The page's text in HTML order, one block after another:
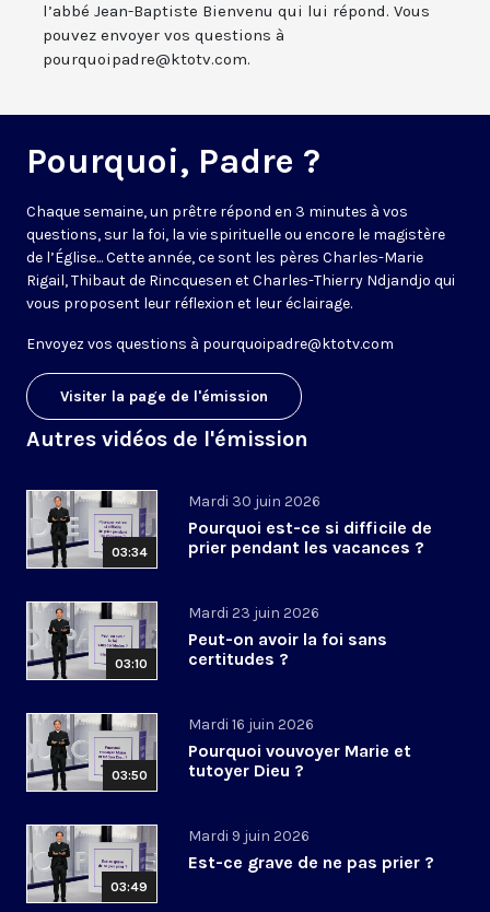
l’abbé Jean-Baptiste Bienvenu qui lui répond. Vous
pouvez envoyer vos questions à
pourquoipadre@ktotv.com.
Pourquoi, Padre ?
Chaque semaine, un prêtre répond en 3 minutes à vos
questions, sur la foi, la vie spirituelle ou encore le magistère
de l’Église... Cette année, ce sont les pères Charles-Marie
Rigail, Thibaut de Rincquesen et Charles-Thierry Ndjandjo qui
vous proposent leur réflexion et leur éclairage.
Envoyez vos questions à pourquoipadre@ktotv.com
Visiter la page de l'émission
Autres vidéos de l'émission
03:34
Mardi 30 juin 2026
Pourquoi est-ce si difficile de
prier pendant les vacances ?
03:10
Mardi 23 juin 2026
Peut-on avoir la foi sans
certitudes ?
03:50
Mardi 16 juin 2026
Pourquoi vouvoyer Marie et
tutoyer Dieu ?
03:49
Mardi 9 juin 2026
Est-ce grave de ne pas prier ?